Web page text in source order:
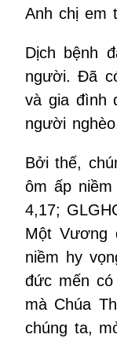
Anh chị em
Dịch bệnh
người. Đã
và gia đình
người
Bởi thế,
ôm ấp
4,17;
Một Vương
niềm hy
đức mến
mà Chúa
chúng ta,